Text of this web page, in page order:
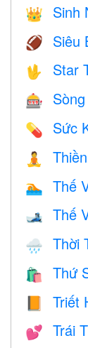
👑 Sinh
🏈 Siêu
🖖 Star
🎰
💊 Sức
🧘 Thiền
🏊 Thế
🎿 Thế
🌧 Thời
🛍 Thứ
📙 Triết
💕 Trái